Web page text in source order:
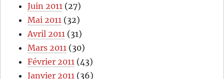
Juin 2011 (27)
Mai 2011 (32)
Avril 2011 (31)
Mars 2011 (30)
Février 2011 (43)
Janvier 2011 (36)